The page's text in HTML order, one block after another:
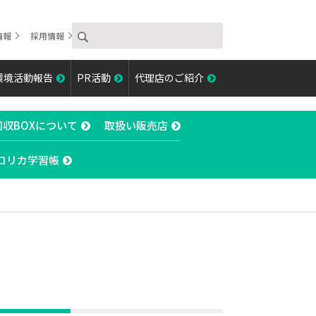
境活動報告 PR活動 代理店のご紹介
報 採用情報
収BOXについて 取扱い販売店
リカ学習帳